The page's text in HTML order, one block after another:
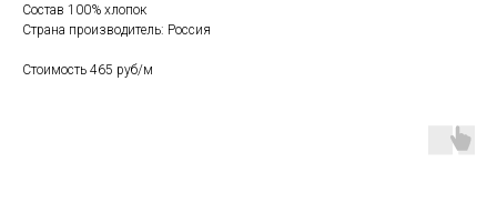
Состав 100% хлопок
Страна производитель: Россия
Стоимость 465 руб/м